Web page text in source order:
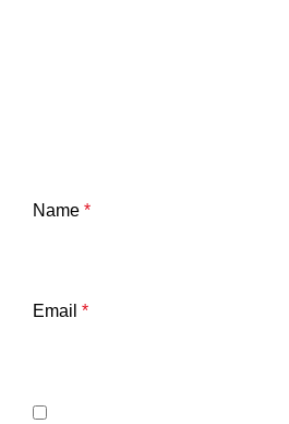
Name *
Email *